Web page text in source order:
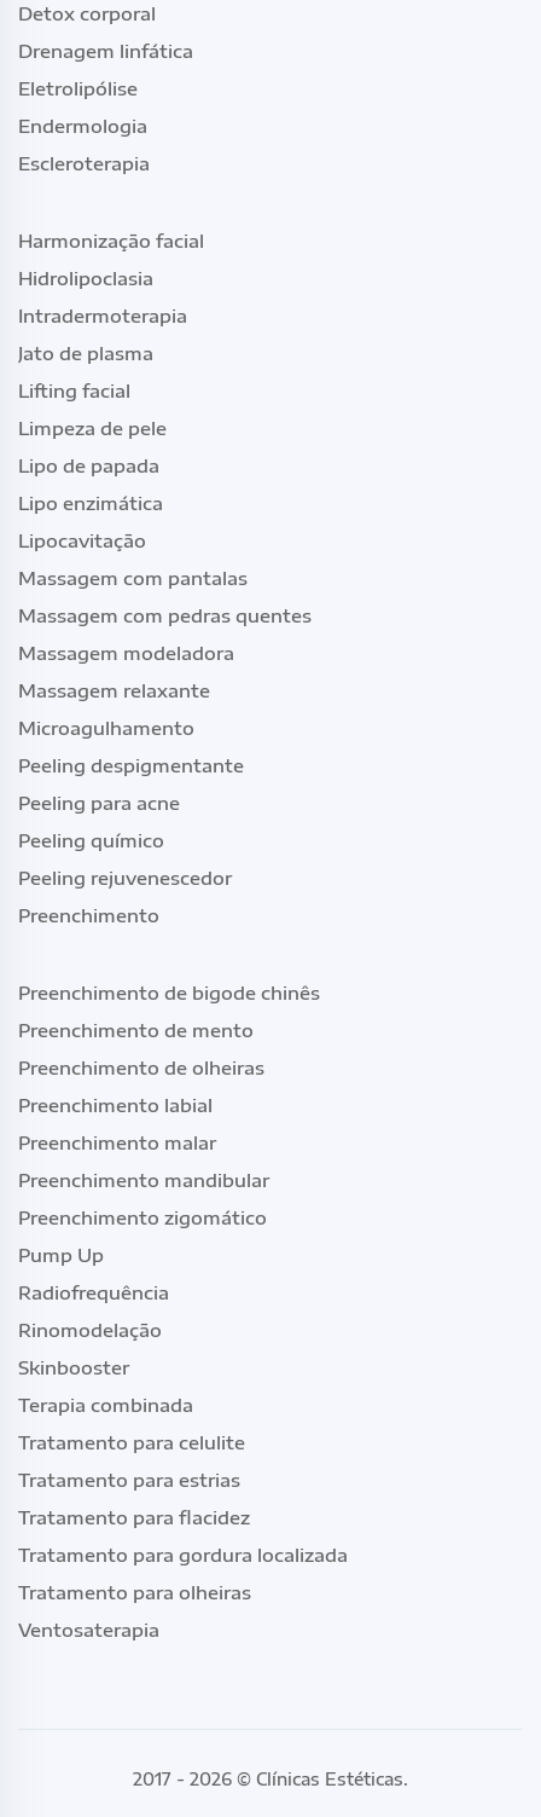
Detox corporal
Drenagem linfática
Eletrolipólise
Endermologia
Escleroterapia
Harmonização facial
Hidrolipoclasia
Intradermoterapia
Jato de plasma
Lifting facial
Limpeza de pele
Lipo de papada
Lipo enzimática
Lipocavitação
Massagem com pantalas
Massagem com pedras quentes
Massagem modeladora
Massagem relaxante
Microagulhamento
Peeling despigmentante
Peeling para acne
Peeling químico
Peeling rejuvenescedor
Preenchimento
Preenchimento de bigode chinês
Preenchimento de mento
Preenchimento de olheiras
Preenchimento labial
Preenchimento malar
Preenchimento mandibular
Preenchimento zigomático
Pump Up
Radiofrequência
Rinomodelação
Skinbooster
Terapia combinada
Tratamento para celulite
Tratamento para estrias
Tratamento para flacidez
Tratamento para gordura localizada
Tratamento para olheiras
Ventosaterapia
2017 - 2026 © Clínicas Estéticas.